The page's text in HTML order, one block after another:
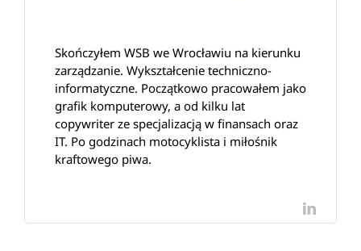
Skończyłem WSB we Wrocławiu na kierunku
zarządzanie. Wykształcenie techniczno-
informatyczne. Początkowo pracowałem jako
grafik komputerowy, a od kilku lat
copywriter ze specjalizacją w finansach oraz
IT. Po godzinach motocyklista i miłośnik
kraftowego piwa.
LinkedIn